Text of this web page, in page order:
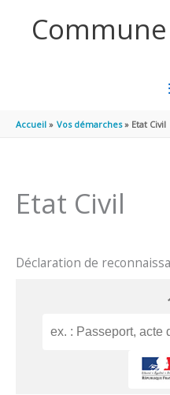
Accueil Vos démarches Etat Civil
Etat Civil
Déclaration de